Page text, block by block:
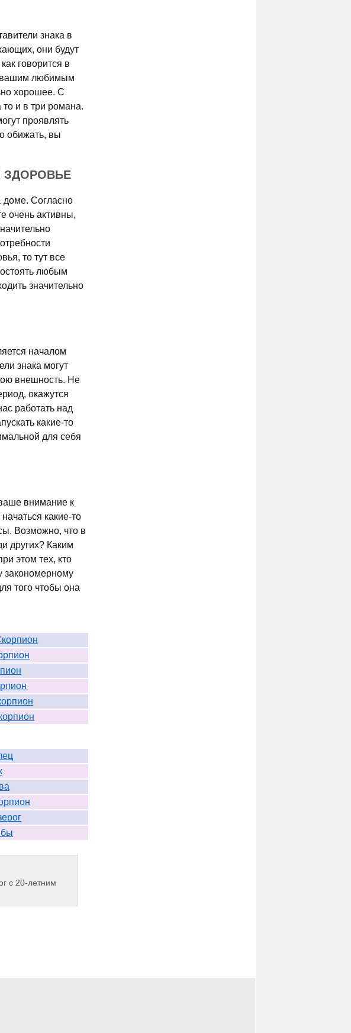
знака в
они будут
говорится в
вашим любимым
хорошее. С
и в три романа.
проявлять
обижать, вы
ЗДОРОВЬЕ
доме. Согласно
очень активны,
то тут все
любым
значительно
началом
знака могут
внешность. Не
окажутся
работать над
какие-то
для себя
внимание к
какие-то
Возможно, что в
других? Каким
этом тех, кто
закономерному
того чтобы она
с 20-летним